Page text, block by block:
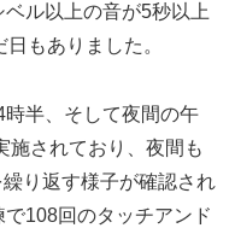
ル以上の音が5秒以上
もありました。
半、そして夜間の午
施されており、夜間も
り返す様子が確認され
108回のタッチアンド